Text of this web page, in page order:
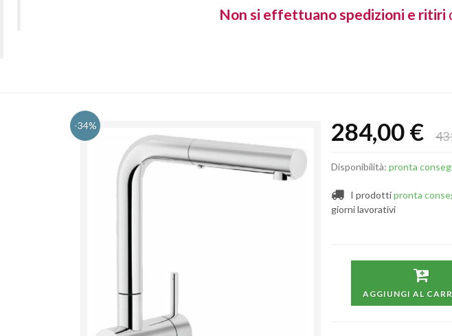
Non si effettuano spedizioni e ritiri
-34% 284,00 €
Disponibilità: pronta
I prodottipronta
giorni lavorativi
AGGIUNGI AL